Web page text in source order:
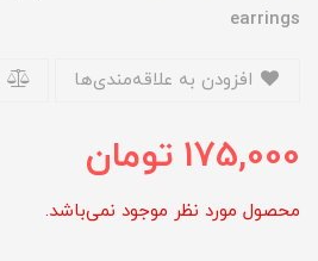
earrings
175,000 تومان
محصول مورد نظر موجود نمی‌باشد.